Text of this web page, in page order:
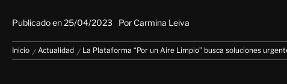
Publicado en25/04/2023 Por Carmina Leiva
Inicio Actualidad La Plataforma “Por un Aire Limpio” busca soluciones